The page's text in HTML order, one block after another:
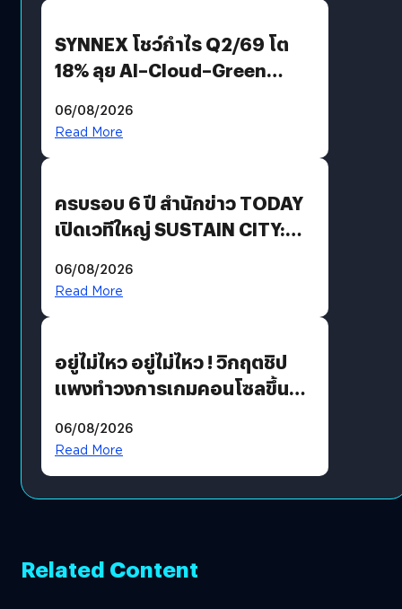
SYNNEX โชว์กำไร Q2/69 โต
18% ลุย AI–Cloud–Green
Revenue เร่งเครื่อง New
06/08/2026
Read More
ครบรอบ 6 ปี สำนักข่าว TODAY
เปิดเวทีใหญ่ SUSTAIN CITY:
แนวทางปรับตัวสู่เศรษฐกิจสี
06/08/2026
Read More
อยู่ไม่ไหว อยู่ไม่ไหว ! วิกฤตชิป
แพงทำวงการเกมคอนโซลขึ้น
?
06/08/2026
Read More
Related Content